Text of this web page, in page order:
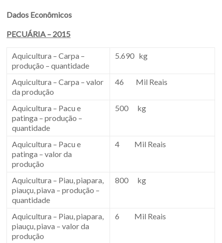
Dados Econômicos
PECUÁRIA – 2015
Aquicultura – Carpa –
produção – quantidade
5.690 kg
Aquicultura – Carpa – valor
da produção
46 Mil Reais
Aquicultura – Pacu e
patinga – produção –
quantidade
500 kg
Aquicultura – Pacu e
patinga – valor da
produção
4 Mil Reais
Aquicultura – Piau, piapara,
piauçu, piava – produção –
quantidade
800 kg
Aquicultura – Piau, piapara,
piauçu, piava – valor da
produção
6 Mil Reais